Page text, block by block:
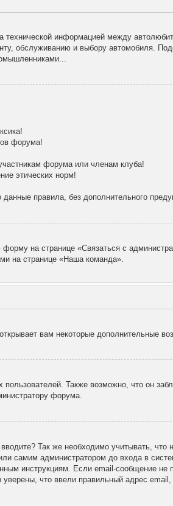
информацией между
обслуживанию и выбору автомобиля.
форума!
форума или членам клуба!
этических норм!
правила, без дополнительного
на странице «Связаться с
на странице «Наша команда».
вам некоторые дополнительные
Также возможно, что он
форума.
Так же необходимо учитывать,
самим администратором до входа в
инструкциям. Если email-сообщение не
что ввели правильный адрес email,